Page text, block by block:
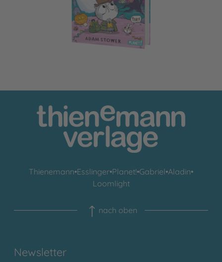
Thienemann•Esslinger•Planet!•Gabriel•Aladin•
Loomlight
nach oben
Newsletter